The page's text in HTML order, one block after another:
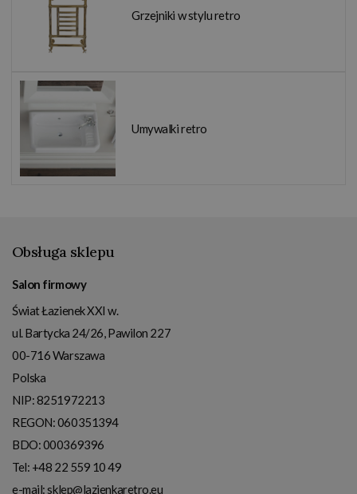
Grzejniki w stylu retro
Umywalki retro
Obsługa sklepu
Salon firmowy
Świat Łazienek XXI w.
ul. Bartycka 24/26, Pawilon 227
00-716Warszawa
Polska
NIP:8251972213
REGON: 060351394
BDO: 000369396
Tel: +48 22 559 10 49
e-mail:sklep@lazienkaretro.eu